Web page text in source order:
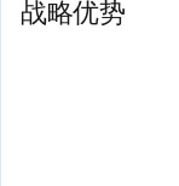
战略优势